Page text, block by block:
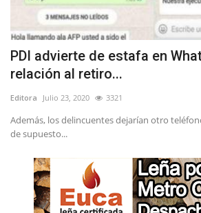
PDI advierte de estafa en
relación al retiro...
Editora Julio 23, 2020 3321
Además, los delincuentes dejarían otro
de supuesto...